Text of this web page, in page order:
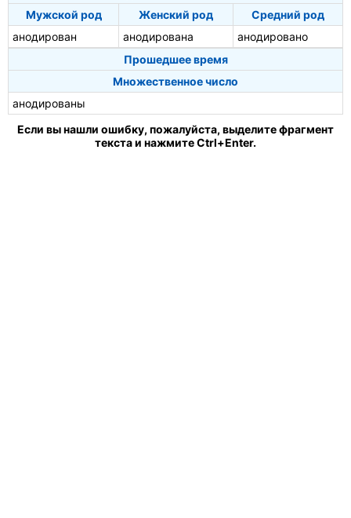
Мужской род
Женский род
Средний род
анодирован
анодирована
анодировано
Прошедшее время
Множественное число
анодированы
Если вы нашли ошибку, пожалуйста, выделите фрагмент
текста и нажмите Ctrl+Enter.